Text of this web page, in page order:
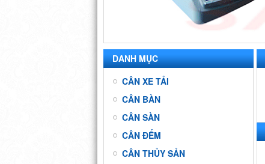
DANH MỤC
CÂN XE TẢI
CÂN BÀN
CÂN SÀN
CÂN ĐẾM
CÂN THỦY SẢN